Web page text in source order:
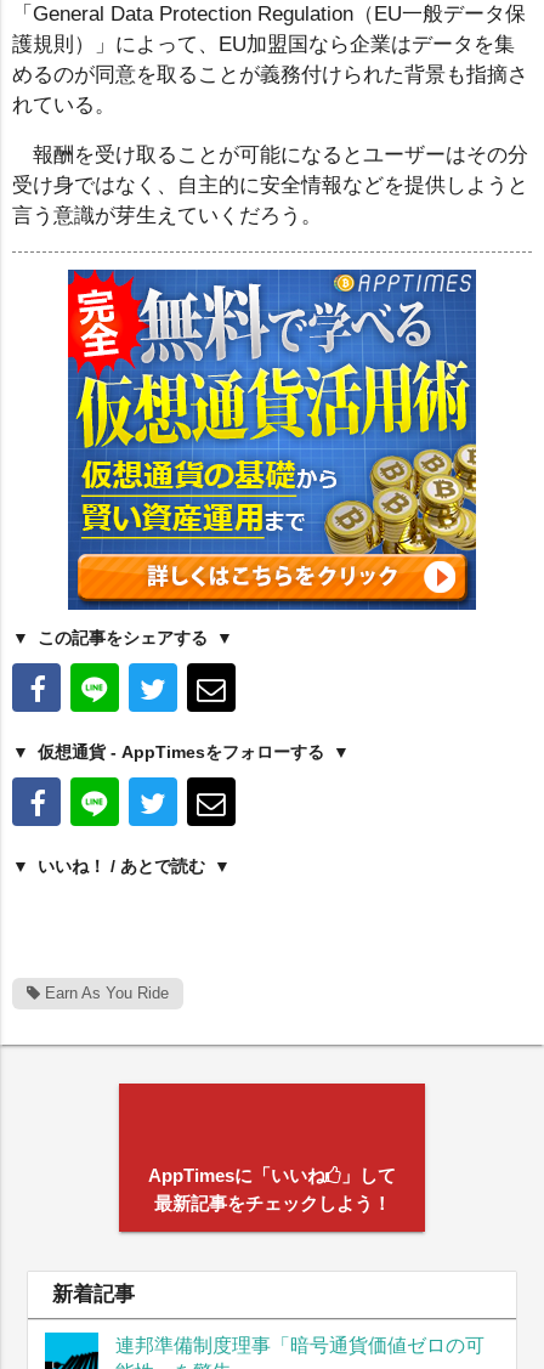
「General Data Protection Regulation（EU一般データ保
護規則）」によって、EU加盟国なら企業はデータを集
めるのが同意を取ることが義務付けられた背景も指摘さ
れている。
報酬を受け取ることが可能になるとユーザーはその分
受け身ではなく、自主的に安全情報などを提供しようと
言う意識が芽生えていくだろう。
この記事をシェアする
仮想通貨 - AppTimesをフォローする
いいね！ / あとで読む
Earn As You Ride
AppTimesに「いいね
」して
最新記事をチェックしよう！
新着記事
連邦準備制度理事「暗号通貨価値ゼロの可